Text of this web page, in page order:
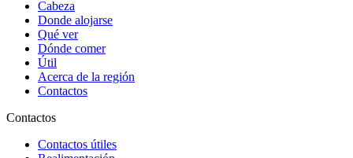
Cabeza
Donde alojarse
Qué ver
Dónde comer
Útil
Acerca de la región
Contactos
Contactos
Contactos útiles